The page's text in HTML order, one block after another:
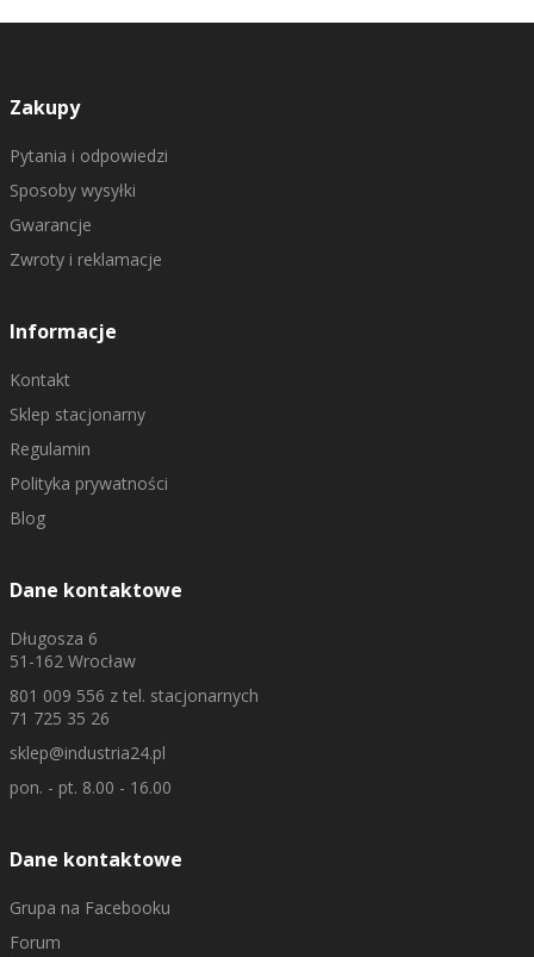
Zakupy
Pytania i odpowiedzi
Sposoby wysyłki
Gwarancje
Zwroty i reklamacje
Informacje
Kontakt
Sklep stacjonarny
Regulamin
Polityka prywatności
Blog
Dane kontaktowe
Długosza 6
51-162 Wrocław
801 009 556 z tel. stacjonarnych
71 725 35 26
sklep@industria24.pl
pon. - pt. 8.00 - 16.00
Dane kontaktowe
Grupa na Facebooku
Forum